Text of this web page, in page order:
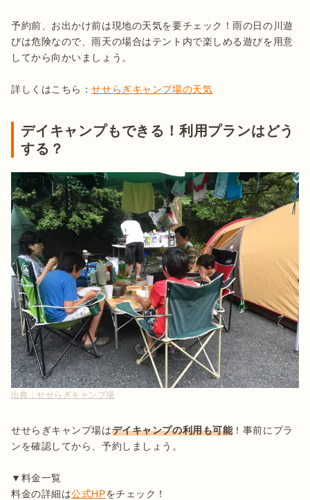
予約前、お出かけ前は現地の天気を要チェック！雨の日の川遊
びは危険なので、雨天の場合はテント内で楽しめる遊びを用意
してから向かいましょう。
詳しくはこちら：せせらぎキャンプ場の天気
デイキャンプもできる！利用プランはどう
する？
出典：せせらぎキャンプ場
せせらぎキャンプ場はデイキャンプの利用も可能！事前にプラ
ンを確認してから、予約しましょう。
▼料金一覧
料金の詳細は公式HPをチェック！